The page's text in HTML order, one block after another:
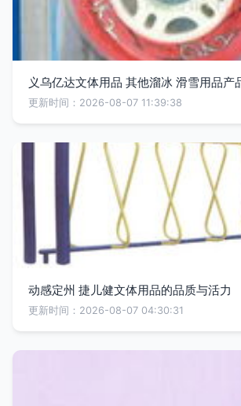
义乌亿达文体用品 其他溜冰 滑雪用品产
更新时间：2026-08-07 11:39:38
动感定州 捷儿健文体用品的品质与活力
更新时间：2026-08-07 04:30:31